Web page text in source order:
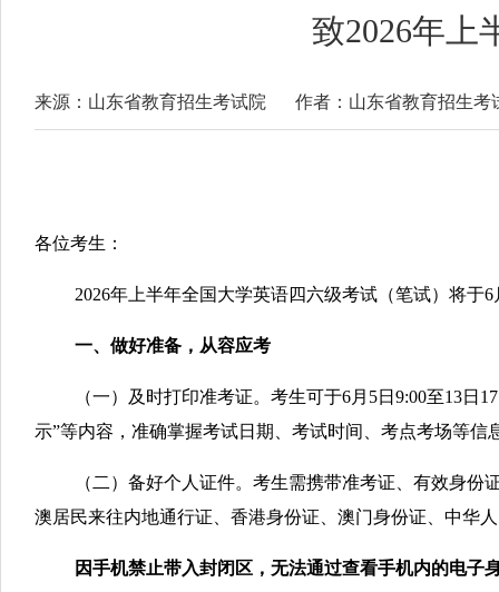
致2026年上
来源：山东省教育招生考试院 作者：山东省教育招生考
各位考生：
2026年上半年全国大学英语四六级考试（笔试）将
一、做好准备，从容应考
（一）及时打印准考证。考生可于6月5日9:00至13日
示”等内容，准确掌握考试日期、考试时间、考点考场等信
（二）备好个人证件。考生需携带准考证、有效身
澳居民来往内地通行证、香港身份证、澳门身份证、中华
因手机禁止带入封闭区，无法通过查看手机内的电